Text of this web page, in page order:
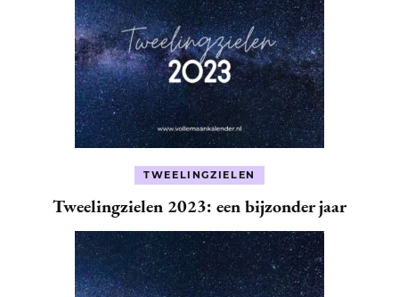
TWEELINGZIELEN
Tweelingzielen 2023: een bijzonder jaar